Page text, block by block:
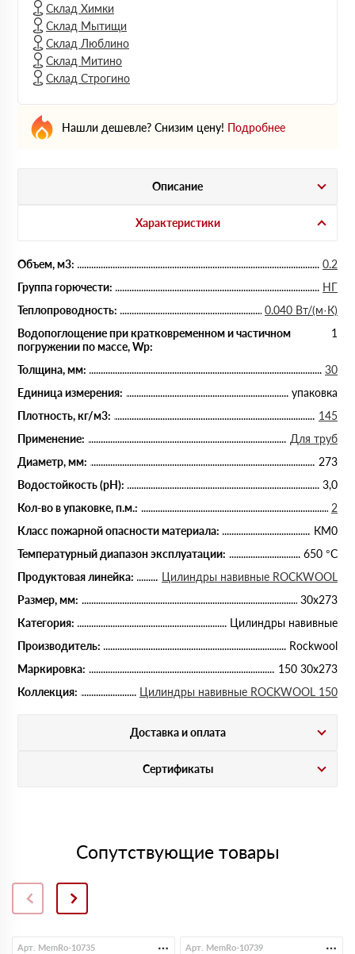
Склад Химки
Склад Мытищи
Склад Люблино
Склад Митино
Склад Строгино
Нашли дешевле? Снизим цену! Подробнее
Описание
Характеристики
Объем, м3:
0.2
Группа горючести:
НГ
Теплопроводность:
0.040 Вт/(м·К)
Водопоглощение при кратковременном и частичном
погружении по массе, Wp:
1
Толщина, мм:
30
Единица измерения:
упаковка
Плотность, кг/м3:
145
Применение:
Для труб
Диаметр, мм:
273
Водостойкость (рН):
3,0
Кол-во в упаковке, п.м.:
2
Класс пожарной опасности материала:
КМ0
Температурный диапазон эксплуатации:
650 °С
Продуктовая линейка:
Цилиндры навивные ROCKWOOL
Размер, мм:
30х273
Категория:
Цилиндры навивные
Производитель:
Rockwool
Маркировка:
150 30х273
Коллекция:
Цилиндры навивные ROCKWOOL 150
Доставка и оплата
Сертификаты
Сопутствующие товары
Арт. MemRo-10735 Арт. MemRo-10739